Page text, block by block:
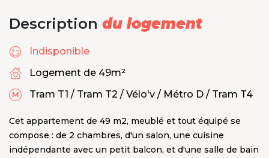
Description du logement
Indisponible
Logement de 49m²
Tram T1 / Tram T2 / Vélo'v / Métro D / Tram T4
Cet appartement de 49 m2, meublé et tout équipé se
compose : de 2 chambres, d'un salon, une cuisine
indépendante avec un petit balcon, et d'une salle de bain